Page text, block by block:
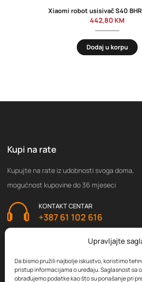
Upravljajte
Da bismo pružili najbolje iskustvo, koristimo
pristup informacijama o uređaju. Saglasnost sa
obrađujemo podatke kao što su ponašanje pri
Xiaomi robot usisivač S40
442,80 KM
Dodaj u korpu
Kupi na rate
Kupujte na rate iz udobnosti svoga doma,
mogućnost kupovine do 36 mjeseci
KONTAKT CENTAR
+387 61 102 616